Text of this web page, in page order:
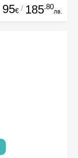
95€ / 185.80
лв.